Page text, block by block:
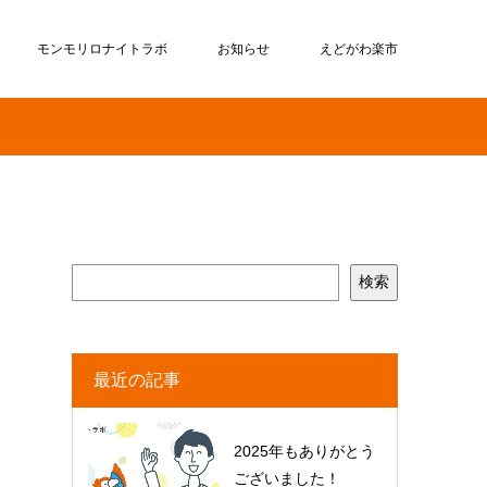
モンモリロナイトラボ お知らせ えどがわ楽市
検索
最近の記事
2025年もありがとう
ございました！